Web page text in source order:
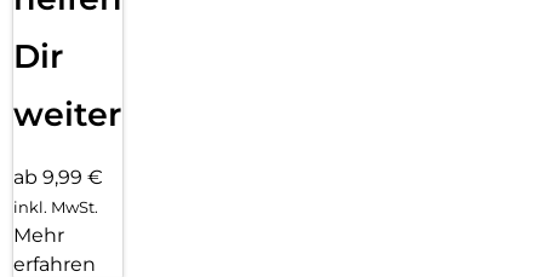
Dir
weiter
ab 9,99 €
inkl. MwSt.
Mehr
erfahren